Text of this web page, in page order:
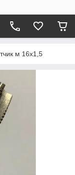
м 16х1,5